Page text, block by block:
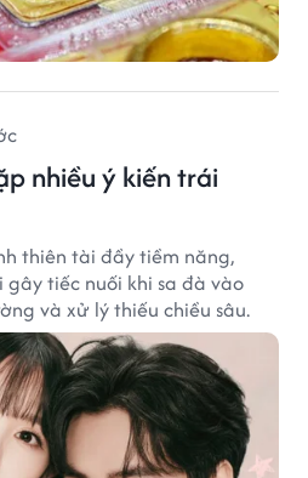
nhiều ý kiến trái
thiên tài đầy tiềm năng,
tiếc nuối khi sa đà vào
và xử lý thiếu chiều sâu.